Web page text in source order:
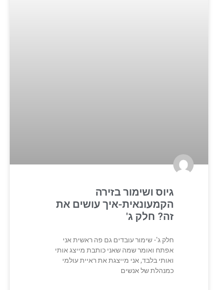
גיוס ושימור בזירה
הקמעונאית-איך עושים את
זה? חלק ג'
חלק ג'- שימור עובדים גם פה ראשית אני
אפתח ואומר שמה שאני כותבת מייצג אותי
ואותי בלבד, אני מייצגת את ראיית עולמי
כמנהלת של אנשים